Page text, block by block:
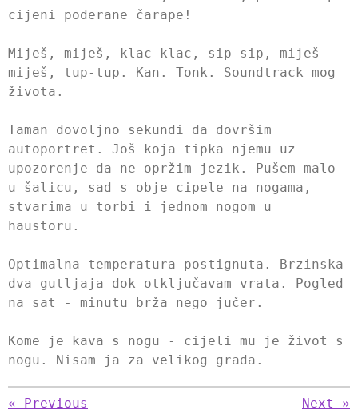
cijeni poderane čarape!
Miješ, miješ, klac klac, sip sip, miješ
miješ, tup-tup. Kan. Tonk. Soundtrack mog
života.
Taman dovoljno sekundi da dovršim
autoportret. Još koja tipka njemu uz
upozorenje da ne opržim jezik. Pušem malo
u šalicu, sad s obje cipele na nogama,
stvarima u torbi i jednom nogom u
haustoru.
Optimalna temperatura postignuta. Brzinska
dva gutljaja dok otključavam vrata. Pogled
na sat - minutu brža nego jučer.
Kome je kava s nogu - cijeli mu je život s
nogu. Nisam ja za velikog grada.
« Previous Next »